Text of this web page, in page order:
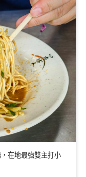
在地最強雙主打小